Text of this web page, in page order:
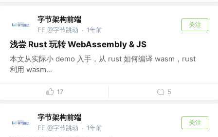
字节架构前端
FE @字节跳动 · 1年前
关注
浅尝 Rust 玩转 WebAssembly & JS
本文从实际小 demo 入手，从 rust 如何编译 wasm，rust
利用 wasm...
17 5
字节架构前端
FE @字节跳动 · 1年前
关注